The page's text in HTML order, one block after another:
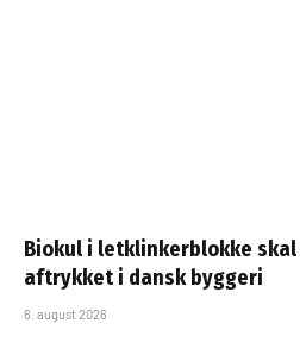
Biokul i letklinkerblokke skal
aftrykket i dansk byggeri
6. august 2026